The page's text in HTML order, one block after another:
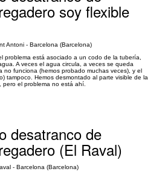
soy flexible
Antoni - Barcelona (Barcelona)
problema está asociado a un codo de la tubería,
A veces el agua circula, a veces se queda
no funciona (hemos probado muchas veces), y el
tampoco. Hemos desmontado al parte visible de la
el problema no está ahí.
desatranco de
(El Raval)
- Barcelona (Barcelona)